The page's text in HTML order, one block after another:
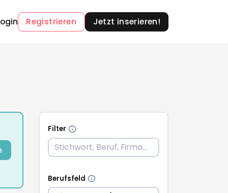
Registrieren Jetzt inserieren!
Filter
Berufsfeld